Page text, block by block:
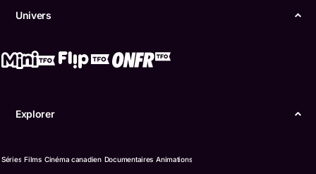
Univers
Explorer
Séries Films Cinéma canadien Documentaires Animations
Boukili
Confidentialité
langue française de l’Ontario (TFO) - 2026